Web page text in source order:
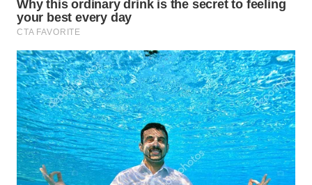
TAPANULI
SELATAN
WN
TANJUNG
LESUNG
WN
KARO
WN